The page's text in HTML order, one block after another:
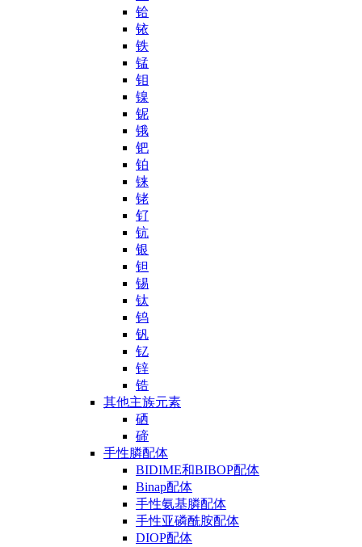
铪
铱
铁
锰
钼
镍
铌
锇
钯
铂
铼
铑
钌
钪
银
钽
锡
钛
钨
钒
钇
锌
锆
其他主族元素
硒
碲
手性膦配体
BIDIME和BIBOP配体
Binap配体
手性氨基膦配体
手性亚磷酰胺配体
DIOP配体